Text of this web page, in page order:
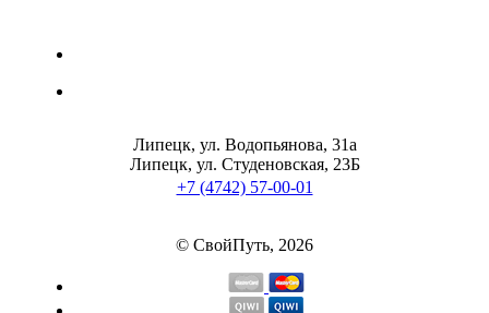
Комплексы аминокислот
Липецк, ул. Водопьянова, 31а
Липецк, ул. Студеновская, 23Б
+7 (4742) 57-00-01
© СвойПуть, 2026